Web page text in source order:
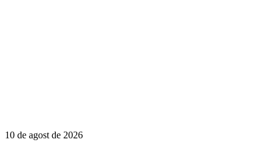
10 de agost de 2026